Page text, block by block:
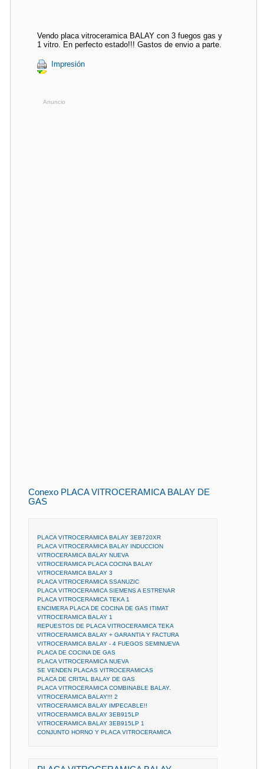
Vendo placa vitroceramica BALAY con 3 fuegos gas y
1 vitro. En perfecto estado!!! Gastos de envio a parte.
Impresión
Anuncio
Conexo PLACA VITROCERAMICA BALAY DE
GAS
PLACA VITROCERAMICA BALAY 3EB720XR
PLACA VITROCERAMICA BALAY INDUCCION
VITROCERAMICA BALAY NUEVA
VITROCERAMICA PLACA COCINA BALAY
VITROCERAMICA BALAY 3
PLACA VITROCERAMICA SSANUZIC
PLACA VITROCERAMICA SIEMENS A ESTRENAR
PLACA VITROCERAMICA TEKA 1
ENCIMERA PLACA DE COCINA DE GAS ITIMAT
VITROCERAMICA BALAY 1
REPUESTOS DE PLACA VITROCERAMICA TEKA
VITROCERAMICA BALAY + GARANTIA Y FACTURA
VITROCERAMICA BALAY - 4 FUEGOS SEMINUEVA
PLACA DE COCINA DE GAS
PLACA VITROCERAMICA NUEVA
SE VENDEN PLACAS VITROCERAMICAS
PLACA DE CRITAL BALAY DE GAS
PLACA VITROCERAMICA COMBINABLE BALAY.
VITROCERAMICA BALAY!!! 2
VITROCERAMICA BALAY IMPECABLE!!
VITROCERAMICA BALAY 3EB915LP
VITROCERAMICA BALAY 3EB915LP 1
CONJUNTO HORNO Y PLACA VITROCERAMICA